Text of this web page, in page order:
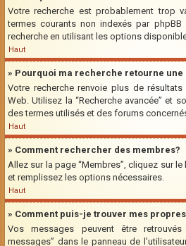
Votre recherche est probablement trop
termes courants non indexés par
recherche en utilisant les options
Haut
» Pourquoi ma recherche retourne une
Votre recherche renvoie plus de
Web. Utilisez la “Recherche avancée” et
des termes utilisés et des forums
Haut
» Comment rechercher des membres?
Allez sur la page “Membres”, cliquez sur le
et remplissez les options nécessaires.
Haut
» Comment puis-je trouver mes
Vos messages peuvent être
messages” dans le panneau de